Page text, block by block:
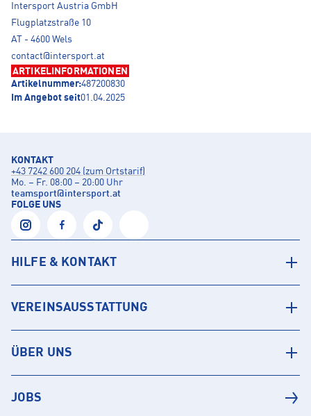
Intersport Austria GmbH
Flugplatzstraße 10
AT - 4600 Wels
contact@intersport.at
ARTIKELINFORMATIONEN
Artikelnummer:487200830
Im Angebot seit01.04.2025
KONTAKT
+43 7242 600 204 (zum Ortstarif)
Mo. – Fr. 08:00 – 20:00 Uhr
teamsport@intersport.at
FOLGE UNS
HILFE & KONTAKT
VEREINSAUSSTATTUNG
ÜBER UNS
JOBS